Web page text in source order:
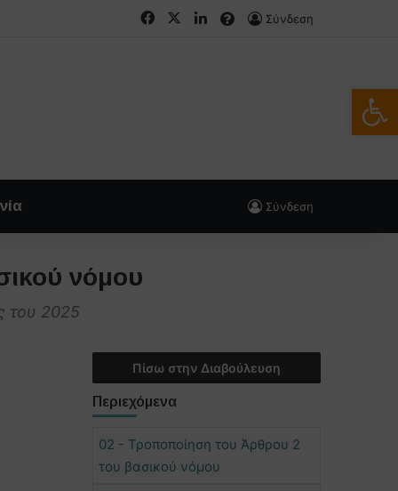
FacebookLinkedIn
FAQsΣύνδεση
Σύνδεση
νόμου
του 2025
Πίσω στην Διαβούλευση
Περιεχόμενα
02 - Τροποποίηση του Άρθρου 2
του βασικού νόμου